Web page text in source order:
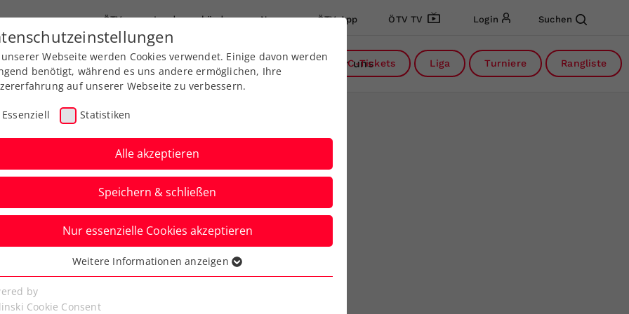
ÖTV Landesverbände News ÖTV App ÖTV TV Login Suchen
Leistungssport Ausbildung Services Über uns
DC-Tickets Liga Turniere Rangliste
Melzer
Cup-Coup gegen
Webseite werden Cookies verwendet. Einige davon werden
benötigt, während es uns andere ermöglichen, Ihre
auf unserer Webseite zu verbessern.
Essenziell Statistiken
Alle akzeptieren
Speichern & schließen
Nur essenzielle Cookies akzeptieren
Cookies werden für grundlegende Funktionen der
benötigt. Dadurch ist gewährleistet, dass die Webseite
Weitere Informationen anzeigen
by
Cookie Consent